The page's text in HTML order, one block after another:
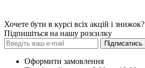
Хочете бути в курсі всіх акцій і знижок?
Підпишіться на нашу розсилку
Підписатись
Оформити замовлення